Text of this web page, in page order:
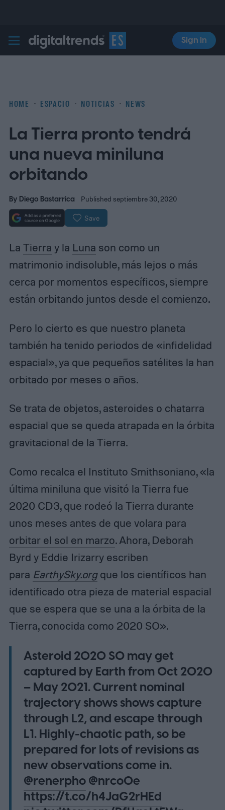
Digital Trends Español
Sign In
HOME ESPACIO NOTICIAS NEWS
La Tierra pronto tendrá
una nueva miniluna
orbitando
By Diego Bastarrica Published septiembre 30, 2020
Save
La Tierra y la Luna son como un
matrimonio indisoluble, más lejos o más
cerca por momentos específicos, siempre
están orbitando juntos desde el comienzo.
Pero lo cierto es que nuestro planeta
también ha tenido periodos de «infidelidad
espacial», ya que pequeños satélites la han
orbitado por meses o años.
Se trata de objetos, asteroides o chatarra
espacial que se queda atrapada en la órbita
gravitacional de la Tierra.
Como recalca el Instituto Smithsoniano, «la
última miniluna que visitó la Tierra fue
2020 CD3, que rodeó la Tierra durante
unos meses antes de que volara para
orbitar el sol en marzo. Ahora, Deborah
Byrd y Eddie Irizarry escriben
para EarthySky.org que los científicos han
identificado otra pieza de material espacial
que se espera que se una a la órbita de la
Tierra, conocida como 2020 SO».
Asteroid 2020 SO may get
captured by Earth from Oct 2020
– May 2021. Current nominal
trajectory shows shows capture
through L2, and escape through
L1. Highly-chaotic path, so be
prepared for lots of revisions as
new observations come in.
@renerpho@nrco0e
https://t.co/h4JaG2rHEd